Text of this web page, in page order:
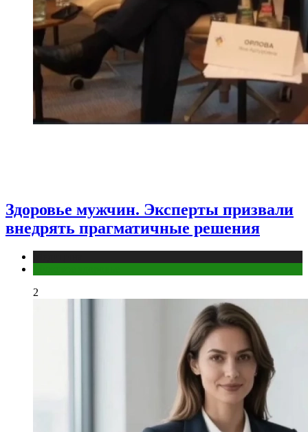
Здоровье мужчин. Эксперты призвали
внедрять прагматичные решения
2